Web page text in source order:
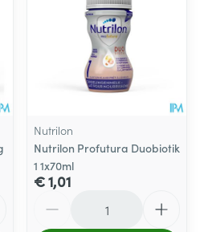
Nutrilon
Nutrilon Profutura Duobiotik
1 1x70ml
€ 1,01